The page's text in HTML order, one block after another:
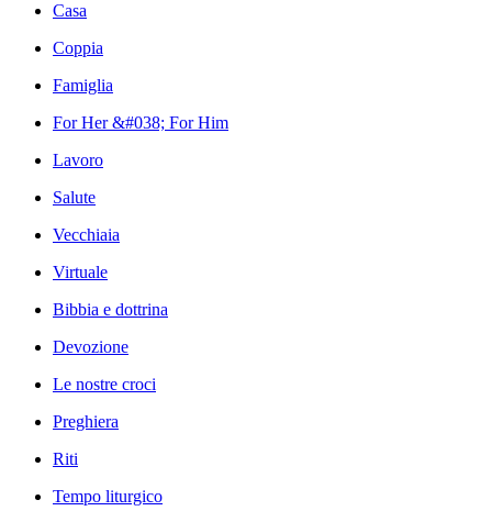
Casa
Coppia
Famiglia
For Her &#038; For Him
Lavoro
Salute
Vecchiaia
Virtuale
Bibbia e dottrina
Devozione
Le nostre croci
Preghiera
Riti
Tempo liturgico